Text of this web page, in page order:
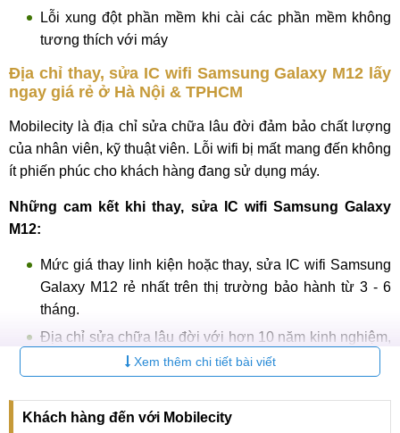
Lỗi xung đột phần mềm khi cài các phần mềm không
tương thích với máy
Địa chỉ thay, sửa IC wifi Samsung Galaxy M12 lấy
ngay giá rẻ ở Hà Nội & TPHCM
Mobilecity là địa chỉ sửa chữa lâu đời đảm bảo chất lượng
của nhân viên, kỹ thuật viên. Lỗi wifi bị mất mang đến không
ít phiến phúc cho khách hàng đang sử dụng máy.
Những cam kết khi thay, sửa IC wifi Samsung Galaxy
M12:
Mức giá thay linh kiện hoặc thay, sửa IC wifi Samsung
Galaxy M12 rẻ nhất trên thị trường bảo hành từ 3 - 6
tháng.
Địa chỉ sửa chữa lâu đời với hơn 10 năm kinh nghiệm,
nhân viên trẻ nhiệt huyết.
xuất là hàng zin mới 100% chính hãng.
Xem thêm chi tiết bài viết
Khách hàng đến với Mobilecity